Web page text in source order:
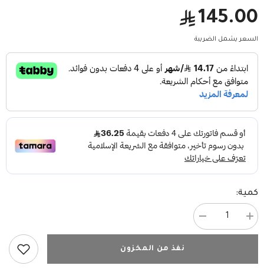
145.00
السعر يشمل الضريبة
كمية:
تقليل
الكمية
زولكس
سرير
زيادة
الكمية
سرير
نفذ من المخزون